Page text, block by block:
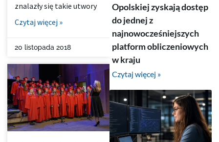
znalazły się takie utwory
Czytaj więcej »
20 listopada 2018
Opolskiej zyskają dostęp
do jednej z
najnowocześniejszych
platform obliczeniowych
w kraju
Czytaj więcej »